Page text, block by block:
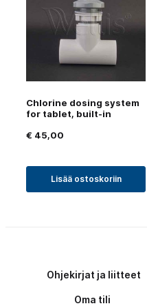
Chlorine dosing system
for tablet, built-in
€ 45,00
Lisää ostoskoriin
Ohjekirjat ja liitteet
Oma tili